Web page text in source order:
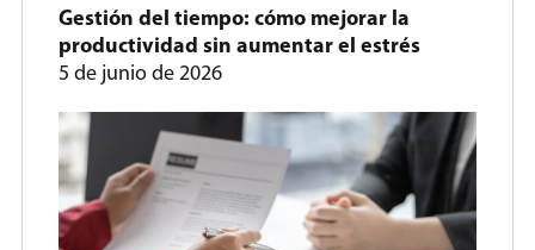
Gestión del tiempo: cómo mejorar la
productividad sin aumentar el estrés
5 de junio de 2026